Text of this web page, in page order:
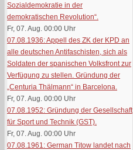
Sozialdemokratie in der
demokratischen Revolution“.
Fr, 07. Aug. 00:00 Uhr
07.08.1936: Appell des ZK der KPD an
alle deutschen Antifaschisten, sich als
Soldaten der spanischen Volksfront zur
Verfügung zu stellen. Gründung der
„Centuria Thälmann“ in Barcelona.
Fr, 07. Aug. 00:00 Uhr
07.08.1952: Gründung der Gesellschaft
für Sport und Technik (GST).
Fr, 07. Aug. 00:00 Uhr
07.08.1961: German Titow landet nach